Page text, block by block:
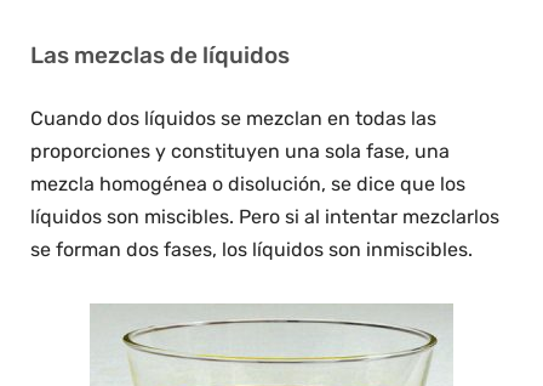
Las mezclas de líquidos
Cuando dos líquidos se mezclan en todas las
proporciones y constituyen una sola fase, una
mezcla homogénea o disolución, se dice que los
líquidos son miscibles. Pero si al intentar mezclarlos
se forman dos fases, los líquidos son inmiscibles.